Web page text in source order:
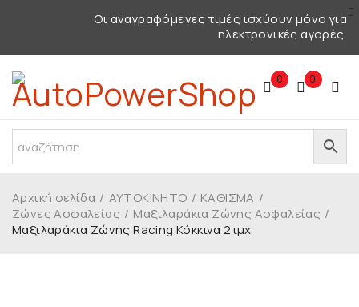
Οι αναγραφόμενες τιμές ισχύουν μόνο για
ηλεκτρονικές αγορές.
0 0
Αρχική σελίδα / ΑΥΤΟΚΙΝΗΤΟ / ΚΑΘΙΣΜΑ /
Ζώνες Ασφαλείας / Μαξιλαράκια Ζώνης Ασφαλείας /
Μαξιλαράκια Ζώνης Racing Κόκκινα 2τμχ